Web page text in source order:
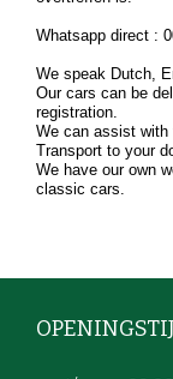
Whatsapp direct :
We speak Dutch,
Our cars can be
registration.
We can assist with
Transport to your
We have our own
classic cars.